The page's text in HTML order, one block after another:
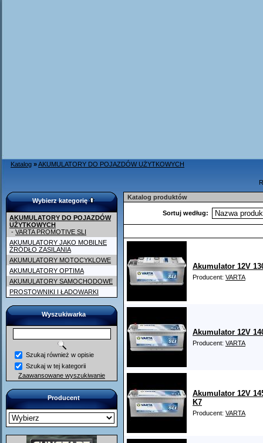
Katalog »AKUMULATORY DO POJAZDÓW UŻYTKOWYCH
Wybierz kategorię
AKUMULATORY DO POJAZDÓW
UŻYTKOWYCH
- VARTA PROMOTIVE SLI
AKUMULATORY JAKO MOBILNE
ŹRÓDŁO ZASILANIA
AKUMULATORY MOTOCYKLOWE
AKUMULATORY OPTIMA
AKUMULATORY SAMOCHODOWE
PROSTOWNIKI I ŁADOWARKI
Wyszukiwarka
Szukaj również w opisie
Szukaj w tej kategorii
Zaawansowane wyszukiwanie
Producent
Katalog produktów
Sortuj według:
Akumulator 12V
Producent: VARTA
Akumulator 12V
Producent: VARTA
Akumulator 12V
K7
Producent: VARTA